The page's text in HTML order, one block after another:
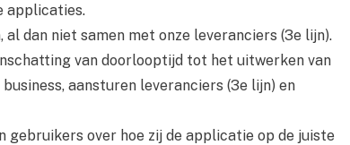
applicaties.
dan niet samen met onze leveranciers (3e lijn).
van doorlooptijd tot het uitwerken van
aansturen leveranciers (3e lijn) en
gebruikers over hoe zij de applicatie op de juiste